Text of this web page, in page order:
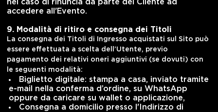
nel caso di rinuncia da parte del Cliente ad
accedere all'Evento.
9. Modalità di ritiro e consegna dei Titoli
La consegna dei Titoli di Ingresso acquistati sul Sito può
essere effettuata a scelta dell’Utente, previo
pagamento dei relativi oneri aggiuntivi (se dovuti) con
le seguenti modalità:
Biglietto digitale: stampa a casa, inviato tramite
e-mail nella conferma d’ordine, su WhatsApp
oppure da caricare su wallet o applicazione,
Consegna a domicilio presso l'Indirizzo di